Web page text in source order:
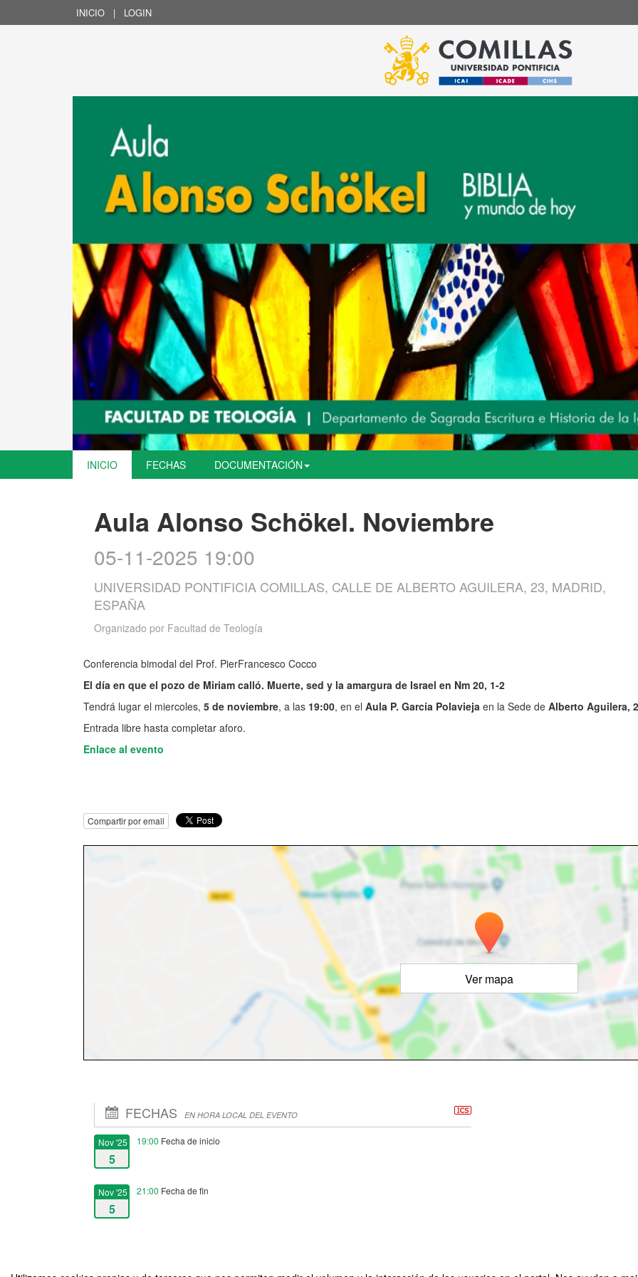
INICIO | LOGIN
INICIO FECHAS DOCUMENTACIÓN
Aula Alonso Schökel. Noviembre
05-11-2025 19:00
UNIVERSIDAD PONTIFICIA COMILLAS, CALLE DE ALBERTO AGUILERA, 23, MADRID,
ESPAÑA
Organizado por Facultad de Teología
Conferencia bimodal del Prof. PierFrancesco Cocco
El día en que el pozo de Miriam calló. Muerte, sed y la amargura de Israel en Nm 20, 1-2
Tendrá lugar el miercoles, 5 de noviembre, a las 19:00, en el Aula P. García Polavieja en la Sede de Alberto Aguilera,
Entrada libre hasta completar aforo.
Enlace al evento
Compartir por email
Ver mapa
FECHAS EN HORA LOCAL DEL EVENTO
Nov '25
5
19:00 Fecha de inicio
Nov '25
5
21:00 Fecha de fin